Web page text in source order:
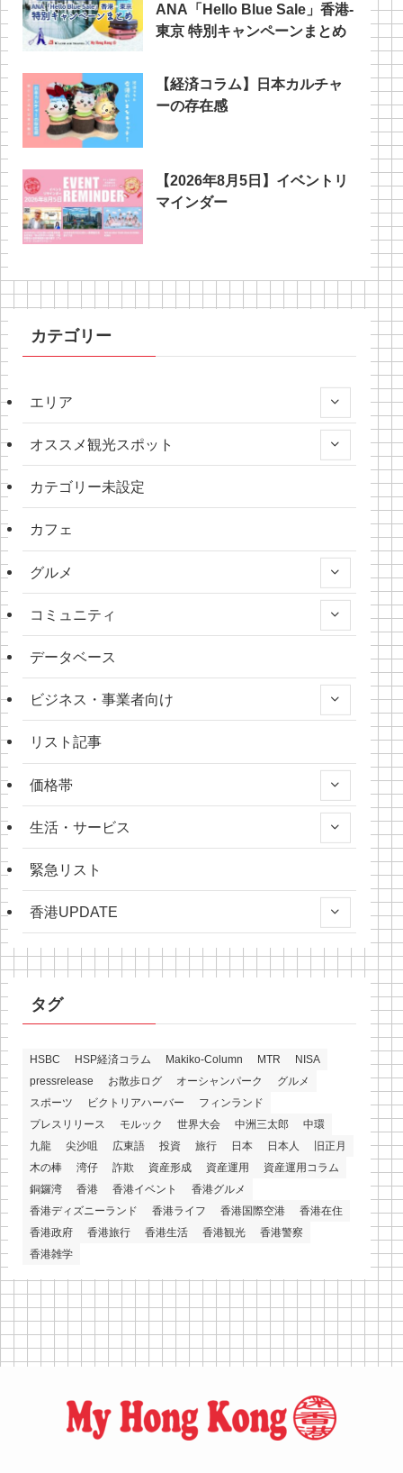
ANA「Hello Blue Sale」香港‐
東京 特別キャンペーンまとめ
【経済コラム】日本カルチャ
ーの存在感
【2026年8月5日】イベントリ
マインダー
カテゴリー
エリア
オススメ観光スポット
カテゴリー未設定
カフェ
グルメ
コミュニティ
データベース
ビジネス・事業者向け
リスト記事
価格帯
生活・サービス
緊急リスト
香港UPDATE
タグ
HSBC HSP経済コラム Makiko-Column MTR
NISA
pressrelease
お散歩ログ オーシャンパーク
グルメ
スポーツ
ビクトリアハーバー
フィンランド
プレスリリース
モルック 世界大会 中洲三太郎
中環
九龍
尖沙咀 広東語 投資 旅行 日本 日本人
旧正月
木の棒
湾仔 詐欺 資産形成 資産運用
資産運用コラム
銅鑼湾
香港 香港イベント
香港グルメ
香港ディズニーランド
香港ライフ 香港国際空港
香港在住
香港政府
香港旅行 香港生活 香港観光
香港警察
香港雑学